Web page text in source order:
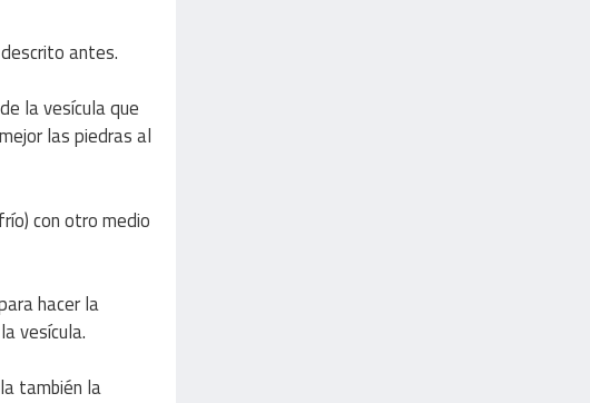
antes.
la vesícula que
las piedras al
con otro medio
hacer la
vesícula.
también la